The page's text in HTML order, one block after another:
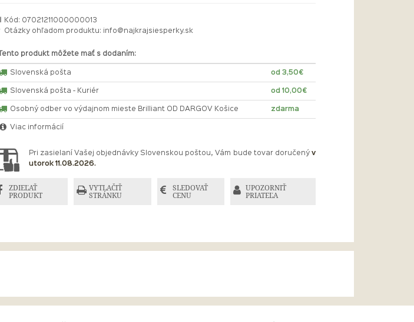
Kód: 07021211000000013
Otázky ohľadom produktu:
info@najkrajsiesperky.sk
Tento produkt môžete mať s dodaním:
Slovenská pošta od 3,50€
Slovenská pošta - Kuriér od 10,00€
Osobný odber vo výdajnom mieste Brilliant OD DARGOV Košice zdarma
Viac informácií
Pri zasielaní Vašej objednávky Slovenskou poštou, Vám bude tovar doručený v
utorok 11.08.2026.
ZDIEĽAŤ
PRODUKT
VYTLAČIŤ
STRÁNKU
SLEDOVAŤ
CENU
UPOZORNIŤ
PRIATEĽA